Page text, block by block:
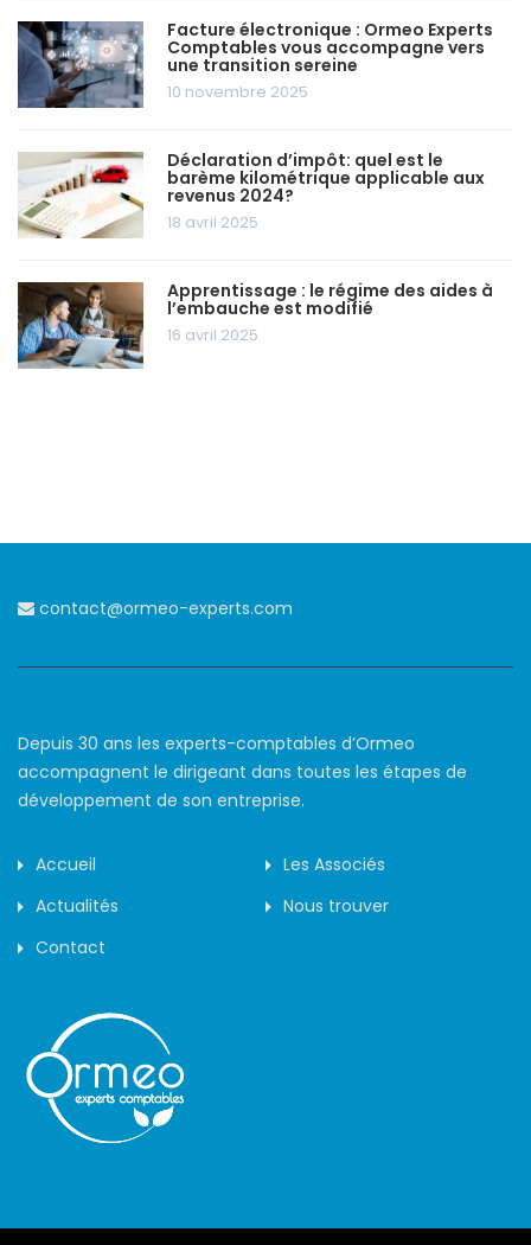
Facture électronique : Ormeo Experts
Comptables vous accompagne vers
une transition sereine
10 novembre 2025
Déclaration d’impôt: quel est le
barème kilométrique applicable aux
revenus 2024?
18 avril 2025
Apprentissage : le régime des aides à
l’embauche est modifié
16 avril 2025
contact@ormeo-experts.com
Depuis 30 ans les experts-comptables d’Ormeo
accompagnent le dirigeant dans toutes les étapes de
développement de son entreprise.
Accueil
Les Associés
Actualités
Nous trouver
Contact